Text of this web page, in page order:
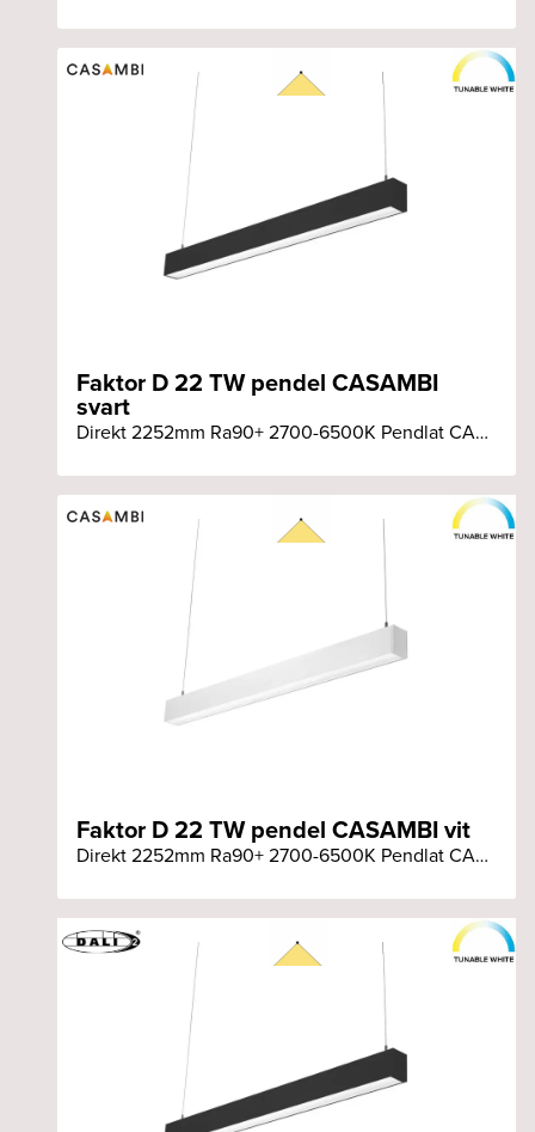
Faktor D 22 TW pendel CASAMBI
svart
Direkt 2252mm Ra90+ 2700-6500K Pendlat CASAMBI svart armatur
Faktor D 22 TW pendel CASAMBI vit
Direkt 2252mm Ra90+ 2700-6500K Pendlat CASAMBI vit armatur